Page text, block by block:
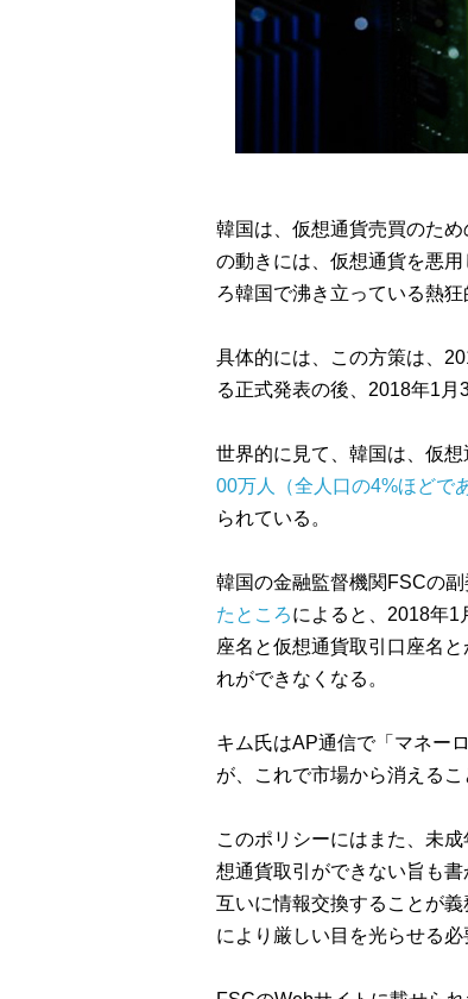
韓国は、仮想通貨売買のた
の動きには、仮想通貨を悪
ろ韓国で沸き立っている熱
具体的には、この方策は、
る正式発表の後、2018年1月
世界的に見て、韓国は、仮
00万人（全人口の4%ほどで
られている。
韓国の金融監督機関FSCの
たところによると、2018年1
座名と仮想通貨取引口座名
れができなくなる。
キム氏はAP通信で「マネー
が、これで市場から消えるこ
このポリシーにはまた、未
想通貨取引ができない旨も
互いに情報交換することが
により厳しい目を光らせる必